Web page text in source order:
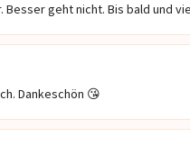
Besser geht nicht. Bis bald und
Dankeschön 😘